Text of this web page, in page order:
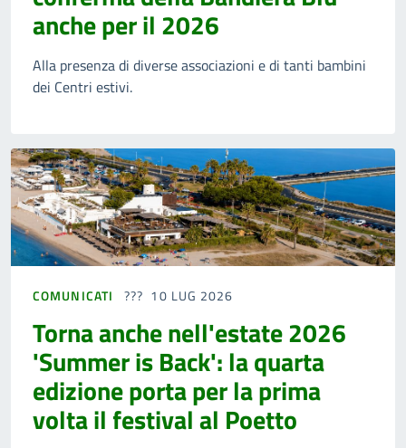
anche per il 2026
Alla presenza di diverse associazioni e di tanti bambini
dei Centri estivi.
COMUNICATI 10 LUG 2026
Torna anche nell'estate 2026
'Summer is Back': la quarta
edizione porta per la prima
volta il festival al Poetto